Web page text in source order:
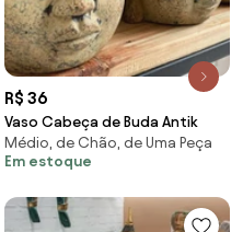
R$ 36
Vaso Cabeça de Buda Antik
Médio, de Chão, de Uma Peça
Em estoque